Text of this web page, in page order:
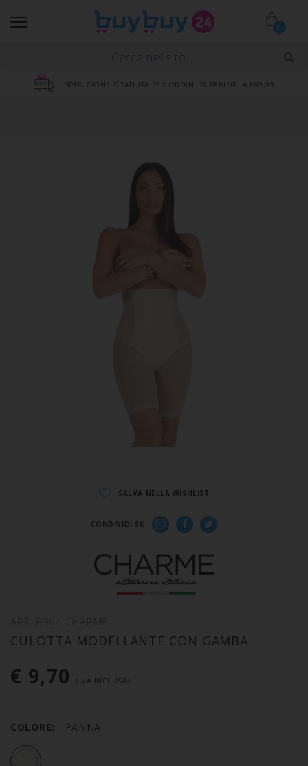
0
SPEDIZIONE GRATUITA PER ORDINI SUPERIORI A €69,99
SALVA NELLA WISHLIST
CONDIVIDI SU
CULOTTA MODELLANTE CON GAMBA
€ 9,70 (IVA INCLUSA)
COLORE: PANNA